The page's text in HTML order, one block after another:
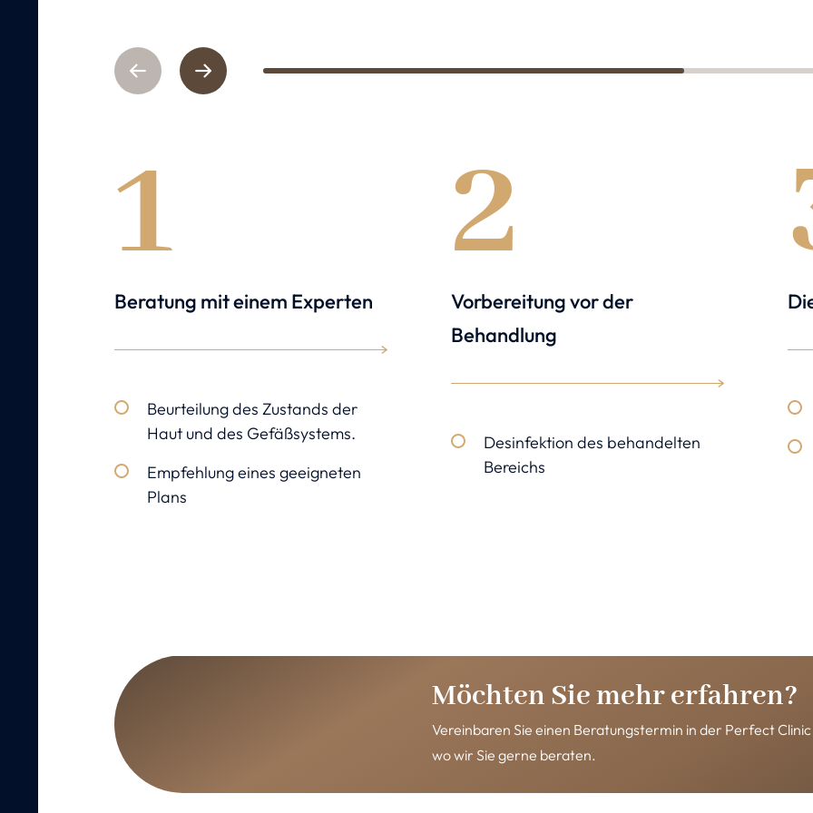
Previous Next 1
1
Beratung mit einem Experten
Beurteilung des Zustands der
Haut und des Gefäßsystems.
Empfehlung eines geeigneten
Plans
2
Vorbereitung vor der
Behandlung
Desinfektion des behandelten
Bereichs
Möchten Sie mehr erfahren?
Vereinbaren Sie einen Beratungstermin in der Perfect
wo wir Sie gerne beraten.